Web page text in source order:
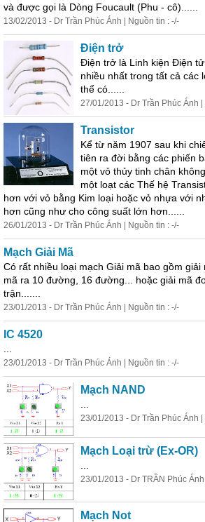
và được gọi là Dòng Foucault (Phu - cô)......
13/02/2013 - Dr Trần Phúc Ánh | Nguồn tin : -/-
Điện trở
Điện trở là Linh kiện Điện
nhiều nhất trong tất cả các
thể có......
27/01/2013 - Dr Trần Phúc Ánh
Transistor
Kể từ năm 1907 sau khi
tiên ra đời bằng các phiến
một vỏ thủy tinh chân
một loạt các Thế hệ
hơn với vỏ bằng Kim loại hoặc vỏ nhựa với
hơn cũng như cho công suất lớn hơn......
26/01/2013 - Dr Trần Phúc Ánh | Nguồn tin : -/-
Mạch Giải Mã
Có rất nhiều loại mạch Giải mã bao gồm
mã ra 10 đường, 16 đường... hoặc giải mã
trận.......
23/01/2013 - Dr Trần Phúc Ánh | Nguồn tin : -/-
IC 4520
23/01/2013 - Dr Trần Phúc Ánh | Nguồn tin : -/-
Mạch NAND
23/01/2013 - Dr Trần Phúc Ánh
Mạch Loại trừ (Ex-OR)
23/01/2013 - Dr TRẦN Phúc
Mạch Not